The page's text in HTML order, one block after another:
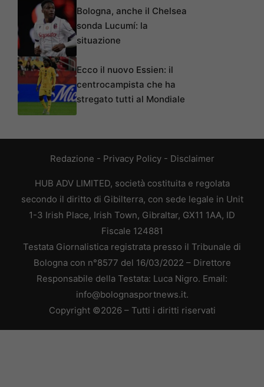
Bologna, anche il Chelsea
sonda Lucumí: la
situazione
Ecco il nuovo Essien: il
centrocampista che ha
stregato tutti al Mondiale
Redazione - Privacy Policy- Disclaimer
HUB ADV LIMITED, società costituita e regolata
secondo il diritto di Gibilterra, con sede legale in Unit
1-3 Irish Place, Irish Town, Gibraltar, GX11 1AA, ID
Fiscale 124881
Testata Giornalistica registrata presso il Tribunale di
Bologna con n°8577 del 16/03/2022 – Direttore
Responsabile della Testata: Luca Nigro. Email:
info@bolognasportnews.it.
Copyright ©2026 – Tutti i diritti riservati